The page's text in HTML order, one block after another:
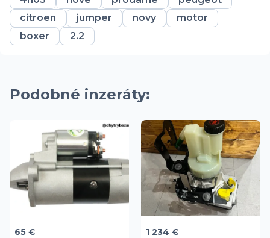
citroen
jumper novy
motor
boxer
2.2
Podobné inzeráty:
65 € 1 234 €